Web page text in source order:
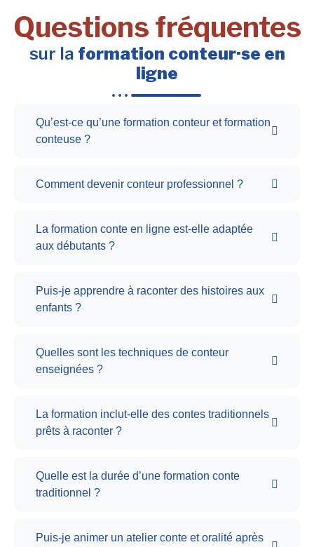
Questions fréquentes
sur la formation conteur·se en
ligne
Qu’est-ce qu’une formation conteur et formation
conteuse ?
Comment devenir conteur professionnel ?
La formation conte en ligne est-elle adaptée
aux débutants ?
Puis-je apprendre à raconter des histoires aux
enfants ?
Quelles sont les techniques de conteur
enseignées ?
La formation inclut-elle des contes traditionnels
prêts à raconter ?
Quelle est la durée d’une formation conte
traditionnel ?
Puis-je animer un atelier conte et oralité après